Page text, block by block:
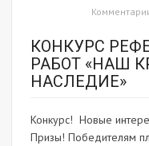
КОНКУРС
РАБОТ «НАШ
НАСЛЕДИЕ»
Конкурс! Новые
Призы! Победителям